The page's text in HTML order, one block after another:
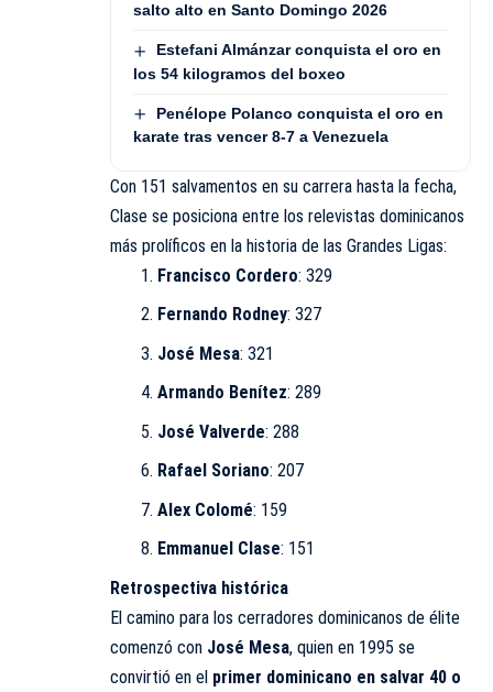
salto alto en Santo Domingo 2026
Estefani Almánzar conquista el oro en
los 54 kilogramos del boxeo
Penélope Polanco conquista el oro en
karate tras vencer 8-7 a Venezuela
Con 151 salvamentos en su carrera hasta la fecha,
Clase se posiciona entre los relevistas dominicanos
más prolíficos en la historia de las Grandes Ligas:
Francisco Cordero: 329
Fernando Rodney: 327
José Mesa: 321
Armando Benítez: 289
José Valverde: 288
Rafael Soriano: 207
Alex Colomé: 159
Emmanuel Clase: 151
Retrospectiva histórica
El camino para los cerradores dominicanos de élite
comenzó con José Mesa, quien en 1995 se
convirtió en el primer dominicano en salvar 40 o